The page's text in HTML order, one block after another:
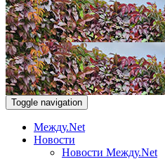
Toggle navigation
Между.Net
Новости
Новости Между.Net